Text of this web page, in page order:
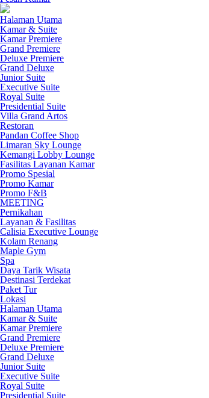
Halaman Utama
Kamar & Suite
Kamar Premiere
Grand Premiere
Deluxe Premiere
Grand Deluxe
Junior Suite
Executive Suite
Royal Suite
Presidential Suite
Villa Grand Artos
Restoran
Pandan Coffee Shop
Limaran Sky Lounge
Kemangi Lobby Lounge
Fasilitas Layanan Kamar
Promo Spesial
Promo Kamar
Promo F&B
MEETING
Pernikahan
Layanan & Fasilitas
Calisia Executive Lounge
Kolam Renang
Maple Gym
Spa
Daya Tarik Wisata
Destinasi Terdekat
Paket Tur
Lokasi
Halaman Utama
Kamar & Suite
Kamar Premiere
Grand Premiere
Deluxe Premiere
Grand Deluxe
Junior Suite
Executive Suite
Royal Suite
Presidential Suite